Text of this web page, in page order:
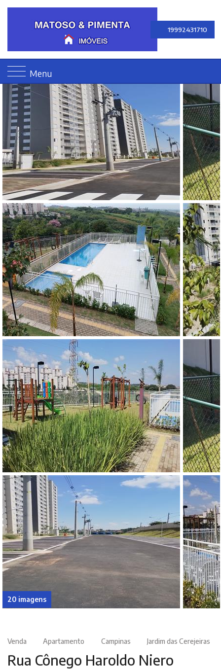
19992431710
Menu
20 imagens
Venda Apartamento Campinas Jardim das Cerejeiras
Rua Cônego Haroldo Niero